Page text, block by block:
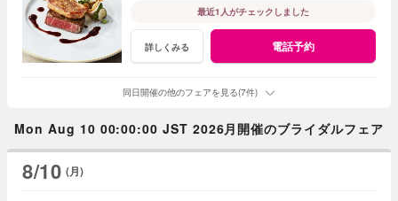
最近1人がチェックしました
詳しくみる 電話予約
同日開催の他のフェアを見る(7件)
Mon Aug 10 00:00:00 JST 2026月開催のブライダルフェア
8/10 (月)